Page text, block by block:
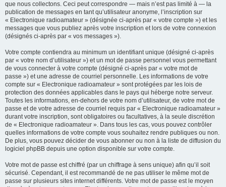
que nous collectons. Ceci peut correspondre — mais n’est pas limité à — la
publication de messages en tant qu’utilisateur anonyme, l’inscription sur
« Electronique radioamateur » (désignée ci-après par « votre compte ») et les
messages que vous publiez après votre inscription et lors de votre connexion
(désignés ci-après par « vos messages »).
Votre compte contiendra au minimum un identifiant unique (désigné ci-après
par « votre nom d’utilisateur ») et un mot de passe personnel vous permettant
de vous connecter à votre compte (désigné ci-après par « votre mot de
passe ») et une adresse de courriel personnelle. Les informations de votre
compte sur « Electronique radioamateur » sont protégées par les lois de
protection des données applicables dans le pays qui héberge notre serveur.
Toutes les informations, en-dehors de votre nom d’utilisateur, de votre mot de
passe et de votre adresse de courriel requis par « Electronique radioamateur »
durant votre inscription, sont obligatoires ou facultatives, à la seule discrétion
de « Electronique radioamateur ». Dans tous les cas, vous pouvez contrôler
quelles informations de votre compte vous souhaitez rendre publiques ou non.
De plus, vous pouvez décider de vous abonner ou non à la liste de diffusion du
logiciel phpBB depuis une option disponible sur votre compte.
Votre mot de passe est chiffré (par un chiffrage à sens unique) afin qu’il soit
sécurisé. Cependant, il est recommandé de ne pas utiliser le même mot de
passe sur plusieurs sites internet différents. Votre mot de passe est le moyen